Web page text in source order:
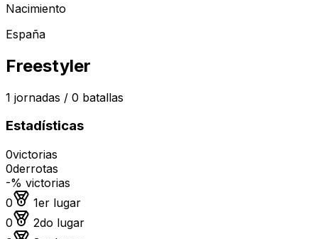
Nacimiento
España
Freestyler
1 jornadas / 0 batallas
Estadísticas
0victorias
0derrotas
-% victorias
0
Medalla de oro
1er lugar
0
Medalla de plata
2do lugar